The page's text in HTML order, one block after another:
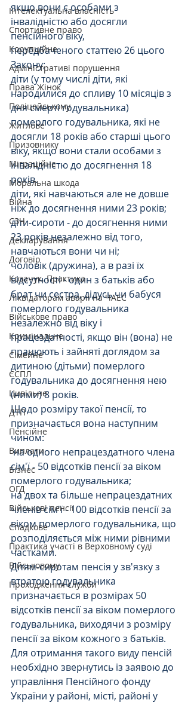
Інтелектуальна власність
Спортивне право
Корупційне
Адміністративі порушення
Права Жінок
Поліцейському
Житлове
Призовнику
Міграційне
Моральна шкода
Війна
СЗЧ
Декларування
Договір
Козачук. Практика
Ліквідаторам аварії на ЧАЕС
Військове право
Кримінальне
Сімейне
ЄСПЛ
Цивільне
ДТП
Пенсійне
Виплати
Бізнес
ОГД
Військові пенсії
Спадкове
Практика участі в Верховному суді
Військовому
Проходження служби
якщо вони є особами з
інвалідністю або досягли
пенсійного віку,
передбаченого статтею 26 цього
Закону;
діти (у тому числі діти, які
народилися до спливу 10 місяців з
дня смерті годувальника)
померлого годувальника, які не
досягли 18 років або старші цього
віку, якщо вони стали особами з
інвалідністю до досягнення 18
років.
діти, які навчаються але не довше
ніж до досягнення ними 23 років;
діти-сироти - до досягнення ними
23 років незалежно від того,
навчаються вони чи ні;
чоловік (дружина), а в разі їх
відсутності - один з батьків або
брат чи сестра, дідусь чи бабуся
померлого годувальника
незалежно від віку і
працездатності, якщо він (вона) не
працюють і зайняті доглядом за
дитиною (дітьми) померлого
годувальника до досягнення нею
(ними) 8 років.
Щодо розміру такої пенсії, то
призначається вона наступним
чином:
на одного непрацездатного члена
сім'ї - 50 відсотків пенсії за віком
померлого годувальника;
на двох та більше непрацездатних
членів сім'ї - 100 відсотків пенсії за
віком померлого годувальника, що
розподіляється між ними рівними
частками.
Дітям-сиротам пенсія у зв'язку з
втратою годувальника
призначається в розмірах 50
відсотків пенсії за віком померлого
годувальника, виходячи з розміру
пенсії за віком кожного з батьків.
Для отримання такого виду пенсій
необхідно звернутись із заявою до
управління Пенсійного фонду
України у районі, місті, районі у